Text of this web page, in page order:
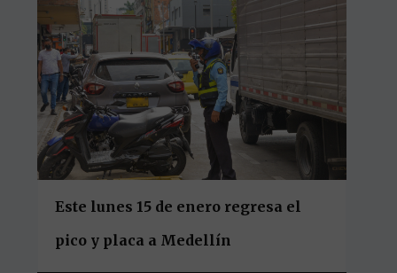
Este lunes 15 de enero regresa el
pico y placa a Medellín